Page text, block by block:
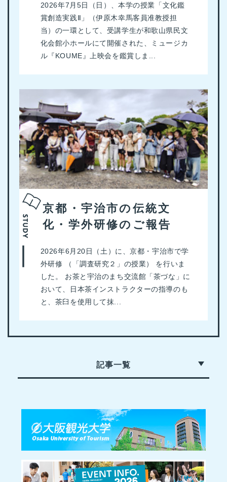
2026年7月5日（日）、本学の授業「文化鑑
賞創造実践Ⅱ」（伊原木幸馬客員准教授担
当）の一環として、受講学生が和歌山県民文
化会館小ホールにて開催された、ミュージカ
ル『KOUME』上映会を鑑賞しま...
京都・宇治市の伝統文
化・学外研修のご報告
2026年6月20日（土）に、京都・宇治市で学
外研修 （「調査研究２」の授業） を行いま
した。 お茶と宇治のまち交流館「茶づな」に
おいて、日本茶インストラクターの指導のも
と、茶臼を使用して抹...
記事一覧